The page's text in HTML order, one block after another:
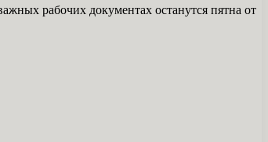
рабочих документах останутся пятна от